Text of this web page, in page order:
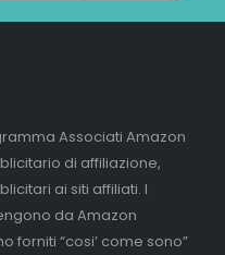
Associati Amazon
di affiliazione,
ai siti affiliati. I
da Amazon
forniti “cosi’ come sono”